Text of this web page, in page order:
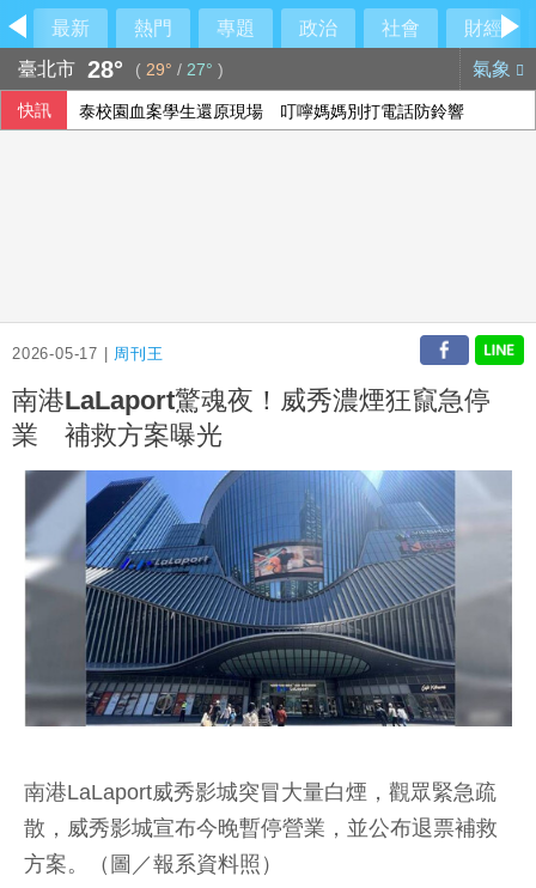
最新 熱門 專題 政治 社會
財經
臺北市 28° ( 29° / 27° ) 氣象
快訊 泰校園血案學生還原現場 叮嚀媽媽別打電話防鈴響
2026-05-17 | 周刊王
南港LaLaport驚魂夜！威秀濃煙狂竄急停
業 補救方案曝光
南港LaLaport威秀影城突冒大量白煙，觀眾緊急疏
散，威秀影城宣布今晚暫停營業，並公布退票補救
方案。（圖／報系資料照）